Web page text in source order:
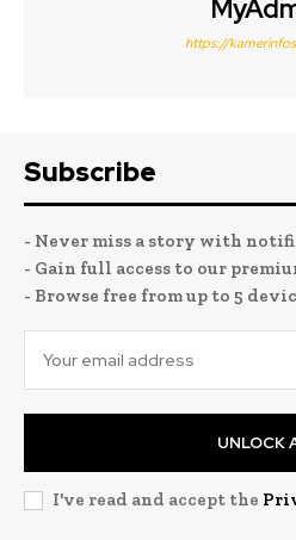
https://
Subscribe
- Never miss a story with
- Gain full access to our
- Browse free from up to 5
UNLOCK
I've read and accept the